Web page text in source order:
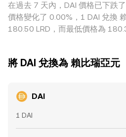
全，因此不同交易所之間的
差異。
在過去 7 天內，DAI 價格已下跌
價格變化了 0.00%，1 DAI 兌換
180.50 LRD，而最低價格為
將 DAI 兌換為 賴比瑞亞元
DAI
1 DAI